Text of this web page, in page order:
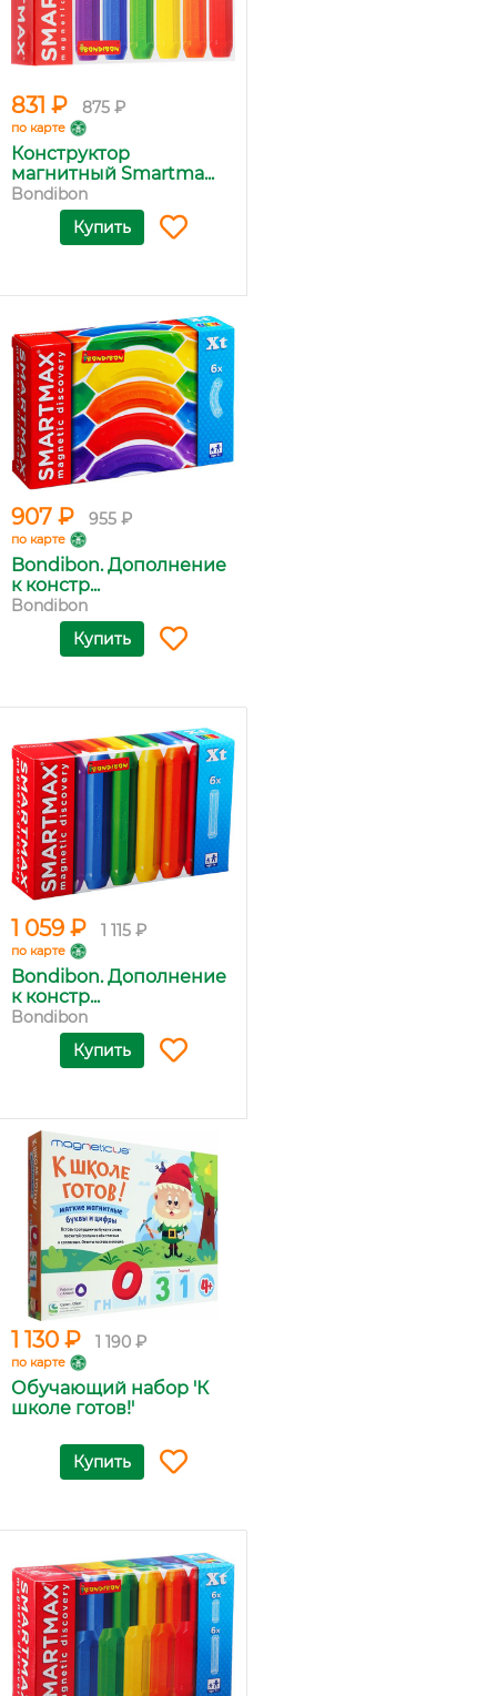
831 ₽ 875 ₽
по карте
Конструктор
магнитный Smartma...
Bondibon
Купить
907 ₽ 955 ₽
по карте
Bondibon. Дополнение
к констр...
Bondibon
Купить
1 059 ₽ 1 115 ₽
по карте
Bondibon. Дополнение
к констр...
Bondibon
Купить
1 130 ₽ 1 190 ₽
по карте
Обучающий набор 'К
школе готов!'
Купить